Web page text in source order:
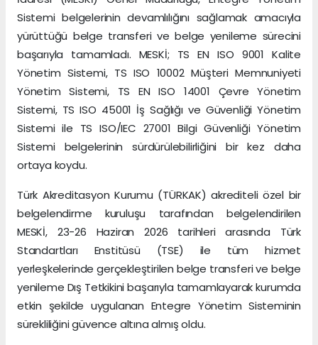
Sistemi belgelerinin devamlılığını sağlamak amacıyla
yürüttüğü belge transferi ve belge yenileme sürecini
başarıyla tamamladı. MESKİ; TS EN ISO 9001 Kalite
Yönetim Sistemi, TS ISO 10002 Müşteri Memnuniyeti
Yönetim Sistemi, TS EN ISO 14001 Çevre Yönetim
Sistemi, TS ISO 45001 İş Sağlığı ve Güvenliği Yönetim
Sistemi ile TS ISO/IEC 27001 Bilgi Güvenliği Yönetim
Sistemi belgelerinin sürdürülebilirliğini bir kez daha
ortaya koydu.
Türk Akreditasyon Kurumu (TÜRKAK) akrediteli özel bir
belgelendirme kuruluşu tarafından belgelendirilen
MESKİ, 23-26 Haziran 2026 tarihleri arasında Türk
Standartları Enstitüsü (TSE) ile tüm hizmet
yerleşkelerinde gerçekleştirilen belge transferi ve belge
yenileme Dış Tetkikini başarıyla tamamlayarak kurumda
etkin şekilde uygulanan Entegre Yönetim Sisteminin
sürekliliğini güvence altına almış oldu.